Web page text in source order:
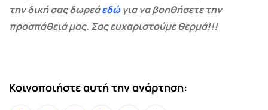
την δική σας δωρεάεδώγια να βοηθήσετε την
προσπάθειά μας. Σας ευχαριστούμε θερμά!!!
Κοινοποιήστε αυτή την ανάρτηση: